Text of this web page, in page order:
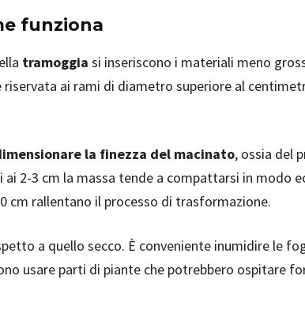
funziona
tramoggia si inseriscono i materiali meno
riservata ai rami di diametro superiore al
la finezza del macinato, ossia del
2-3 cm la massa tende a compattarsi in modo
cm rallentano il processo di trasformazione.
a quello secco. È conveniente inumidire le
usare parti di piante che potrebbero ospitare